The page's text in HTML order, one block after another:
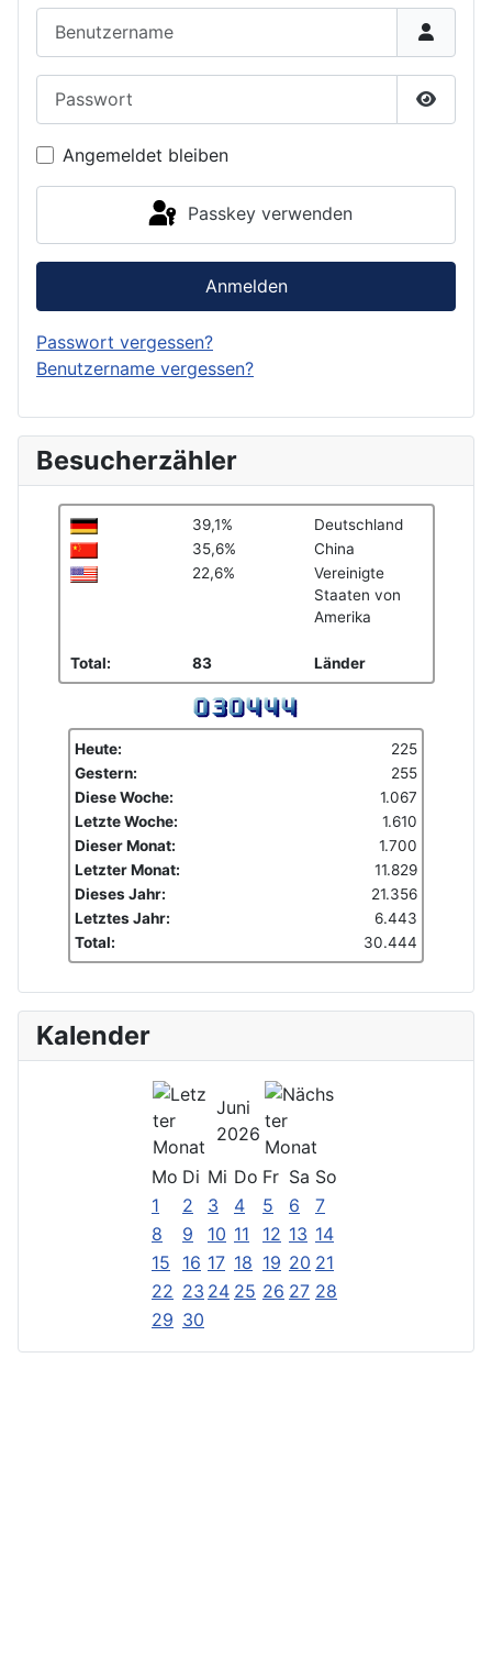
Angemeldet bleiben
Passkey verwenden
Anmelden
Passwort vergessen?
Benutzername vergessen?
Besucherzähler
39,1%
Deutschland
35,6%
China
22,6%
Vereinigte
Staaten von
Amerika
Total: 83 Länder
Heute:
225
Gestern:
255
Diese Woche:
1.067
Letzte Woche:
1.610
Dieser Monat:
1.700
Letzter Monat:
11.829
Dieses Jahr:
21.356
Letztes Jahr:
6.443
Total:
30.444
Kalender
Juni
2026
Mo Di Mi Do Fr Sa So
1
2 3 4 5 6
7
8
9 10 11 12 13 14
15
16 17 18 19 20 21
22 23 24 25 26 27 28
29 30